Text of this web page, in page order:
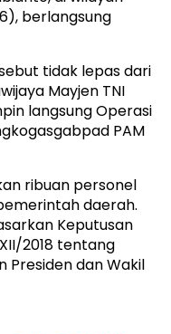
berlangsung
tidak lepas dari
Mayjen TNI
langsung Operasi
PAM
ribuan personel
daerah.
Keputusan
2018 tentang
dan Wakil